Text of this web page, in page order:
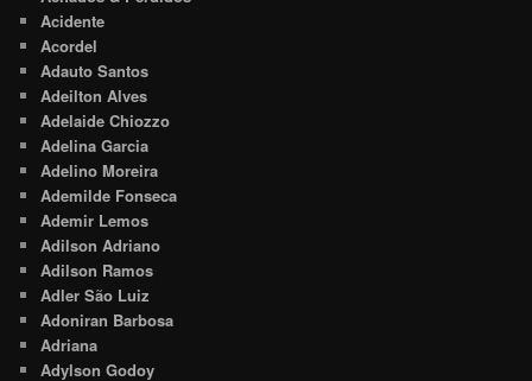
Acidente
Acordel
Adauto Santos
Adeilton Alves
Adelaide Chiozzo
Adelina Garcia
Adelino Moreira
Ademilde Fonseca
Ademir Lemos
Adilson Adriano
Adilson Ramos
Adler São Luiz
Adoniran Barbosa
Adriana
Adylson Godoy